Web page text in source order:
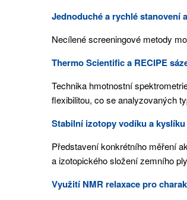
Jednoduché a rychlé stanovení
Necílené screeningové metody
Thermo Scientific a RECIPE
Technika hmotnostní
flexibilitou, co se analyzovaných
Stabilní izotopy vodíku a
Představení konkrétního měření
a izotopického složení zemního
Využití NMR relaxace pro